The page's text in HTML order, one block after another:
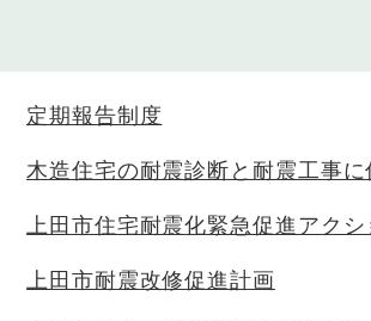
定期報告制度
木造住宅の耐震診断と耐震工事
上田市住宅耐震化緊急促進アク
上田市耐震改修促進計画